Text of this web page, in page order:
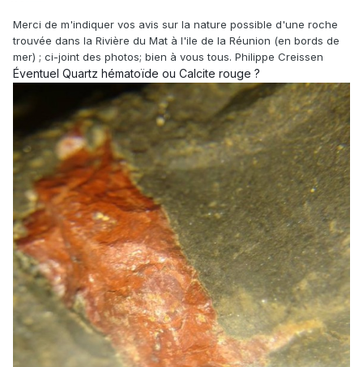
Merci de m'indiquer vos avis sur la nature possible d'une roche
trouvée dans la Rivière du Mat à l'ile de la Réunion (en bords de
mer) ; ci-joint des photos; bien à vous tous. Philippe Creissen
Éventuel Quartz hématoïde ou Calcite rouge ?